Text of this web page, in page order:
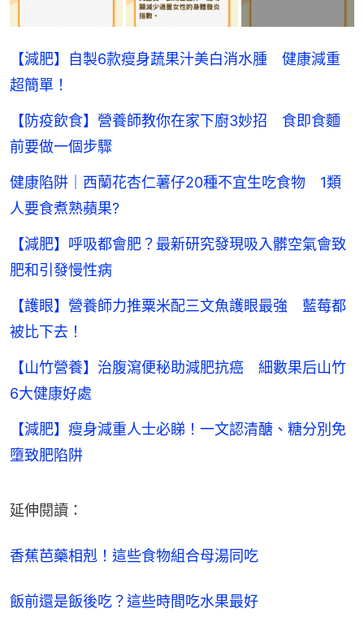
【減肥】自製6款瘦身蔬果汁美白消水腫 健康減重
超簡單！
【防疫飲食】營養師教你在家下廚3妙招 食即食麵
前要做一個步驟
健康陷阱｜西蘭花杏仁薯仔20種不宜生吃食物 1類
人要食煮熟蘋果?
【減肥】呼吸都會肥？最新研究發現吸入髒空氣會致
肥和引發慢性病
【護眼】營養師力推粟米配三文魚護眼最強 藍莓都
被比下去！
【山竹營養】治腹瀉便秘助減肥抗癌 細數果后山竹
6大健康好處
【減肥】瘦身減重人士必睇！一文認清醣、糖分別免
墮致肥陷阱
延伸閱讀：
香蕉芭藥相剋！這些食物組合母湯同吃
飯前還是飯後吃？這些時間吃水果最好